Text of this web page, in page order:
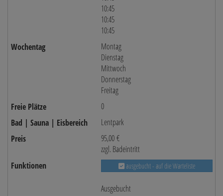
10:45
10:45
10:45
Montag
Dienstag
Mittwoch
Donnerstag
Freitag
0
Lentpark
95,00 €
zzgl. Badeintritt
ausgebucht - auf die Warteliste
Ausgebucht